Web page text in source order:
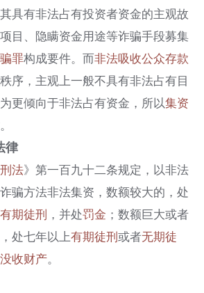
具有非法占有投资者资金的主观故
目、隐瞒资金用途等诈骗手段募集
罪构成要件。而非法吸收公众存款
序，主观上一般不具有非法占有目
更倾向于非法占有资金，所以集资
律
刑法》第一百九十二条规定，以非法
骗方法非法集资，数额较大的，处
有期徒刑 ，并处罚金 ；数额巨大或者
处七年以上有期徒刑或者无期徒
没收财产。​